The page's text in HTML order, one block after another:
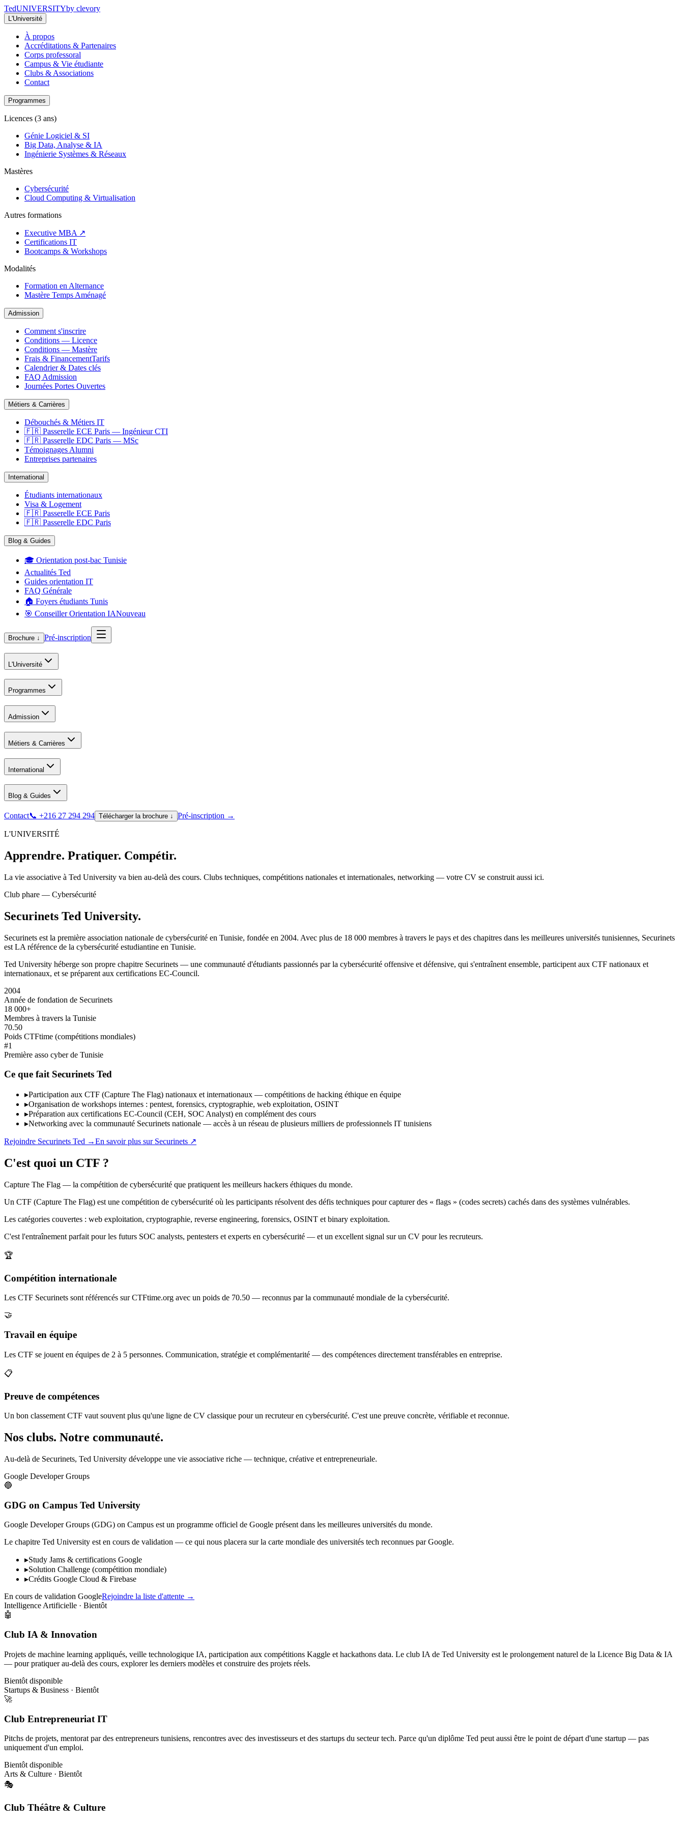
TedUNIVERSITYby clevory
L'Université
À propos
Accréditations & Partenaires
Corps professoral
Campus & Vie étudiante
Clubs & Associations
Contact
Programmes
Licences (3 ans)
Génie Logiciel & SI
Big Data, Analyse & IA
Ingénierie Systèmes & Réseaux
Mastères
Cybersécurité
Cloud Computing & Virtualisation
Autres formations
Executive MBA ↗
Certifications IT
Bootcamps & Workshops
Modalités
Formation en Alternance
Mastère Temps Aménagé
Admission
Comment s'inscrire
Conditions — Licence
Conditions — Mastère
Frais & FinancementTarifs
Calendrier & Dates clés
FAQ Admission
Journées Portes Ouvertes
Métiers & Carrières
Débouchés & Métiers IT
🇫🇷 Passerelle ECE Paris — Ingénieur CTI
🇫🇷 Passerelle EDC Paris — MSc
Témoignages Alumni
Entreprises partenaires
International
Étudiants internationaux
Visa & Logement
🇫🇷 Passerelle ECE Paris
🇫🇷 Passerelle EDC Paris
Blog & Guides
🎓 Orientation post-bac Tunisie
Actualités Ted
Guides orientation IT
FAQ Générale
🏠 Foyers étudiants Tunis
🎯 Conseiller Orientation IANouveau
Brochure ↓ Pré-inscription
L'Université
Programmes
Admission
Métiers & Carrières
International
Blog & Guides
Contact📞 +216 27 294 294 Télécharger la brochure ↓ Pré-inscription →
L'UNIVERSITÉ
Apprendre. Pratiquer. Compétir.
La vie associative à Ted University va bien au-delà des cours. Clubs techniques, compétitions nationales et internationales, networking — votre CV se construit aussi ici.
Club phare — Cybersécurité
Securinets Ted University.
Securinets est la première association nationale de cybersécurité en Tunisie, fondée en 2004. Avec plus de 18 000 membres à travers le pays et des chapitres dans les meilleures universités tunisiennes, Securinets
est LA référence de la cybersécurité estudiantine en Tunisie.
Ted University héberge son propre chapitre Securinets — une communauté d'étudiants passionnés par la cybersécurité offensive et défensive, qui s'entraînent ensemble, participent aux CTF nationaux et
internationaux, et se préparent aux certifications EC-Council.
2004
Année de fondation de Securinets
18 000+
Membres à travers la Tunisie
70.50
Poids CTFtime (compétitions mondiales)
#1
Première asso cyber de Tunisie
Ce que fait Securinets Ted
▸Participation aux CTF (Capture The Flag) nationaux et internationaux — compétitions de hacking éthique en équipe
▸Organisation de workshops internes : pentest, forensics, cryptographie, web exploitation, OSINT
▸Préparation aux certifications EC-Council (CEH, SOC Analyst) en complément des cours
▸Networking avec la communauté Securinets nationale — accès à un réseau de plusieurs milliers de professionnels IT tunisiens
Rejoindre Securinets Ted →En savoir plus sur Securinets ↗
C'est quoi un CTF ?
Capture The Flag — la compétition de cybersécurité que pratiquent les meilleurs hackers éthiques du monde.
Un CTF (Capture The Flag) est une compétition de cybersécurité où les participants résolvent des défis techniques pour capturer des « flags » (codes secrets) cachés dans des systèmes vulnérables.
Les catégories couvertes : web exploitation, cryptographie, reverse engineering, forensics, OSINT et binary exploitation.
C'est l'entraînement parfait pour les futurs SOC analysts, pentesters et experts en cybersécurité — et un excellent signal sur un CV pour les recruteurs.
🏆
Compétition internationale
Les CTF Securinets sont référencés sur CTFtime.org avec un poids de 70.50 — reconnus par la communauté mondiale de la cybersécurité.
🤝
Travail en équipe
Les CTF se jouent en équipes de 2 à 5 personnes. Communication, stratégie et complémentarité — des compétences directement transférables en entreprise.
📋
Preuve de compétences
Un bon classement CTF vaut souvent plus qu'une ligne de CV classique pour un recruteur en cybersécurité. C'est une preuve concrète, vérifiable et reconnue.
Nos clubs. Notre communauté.
Au-delà de Securinets, Ted University développe une vie associative riche — technique, créative et entrepreneuriale.
Google Developer Groups
🔵
GDG on Campus Ted University
Google Developer Groups (GDG) on Campus est un programme officiel de Google présent dans les meilleures universités du monde.
Le chapitre Ted University est en cours de validation — ce qui nous placera sur la carte mondiale des universités tech reconnues par Google.
▸Study Jams & certifications Google
▸Solution Challenge (compétition mondiale)
▸Crédits Google Cloud & Firebase
En cours de validation GoogleRejoindre la liste d'attente →
Intelligence Artificielle · Bientôt
🤖
Club IA & Innovation
Projets de machine learning appliqués, veille technologique IA, participation aux compétitions Kaggle et hackathons data. Le club IA de Ted University est le prolongement naturel de la Licence Big Data & IA
— pour pratiquer au-delà des cours, explorer les derniers modèles et construire des projets réels.
Bientôt disponible
Startups & Business · Bientôt
🚀
Club Entrepreneuriat IT
Pitchs de projets, mentorat par des entrepreneurs tunisiens, rencontres avec des investisseurs et des startups du secteur tech. Parce qu'un diplôme Ted peut aussi être le point de départ d'une startup — pas
uniquement d'un emploi.
Bientôt disponible
Arts & Culture · Bientôt
🎭
Club Théâtre & Culture